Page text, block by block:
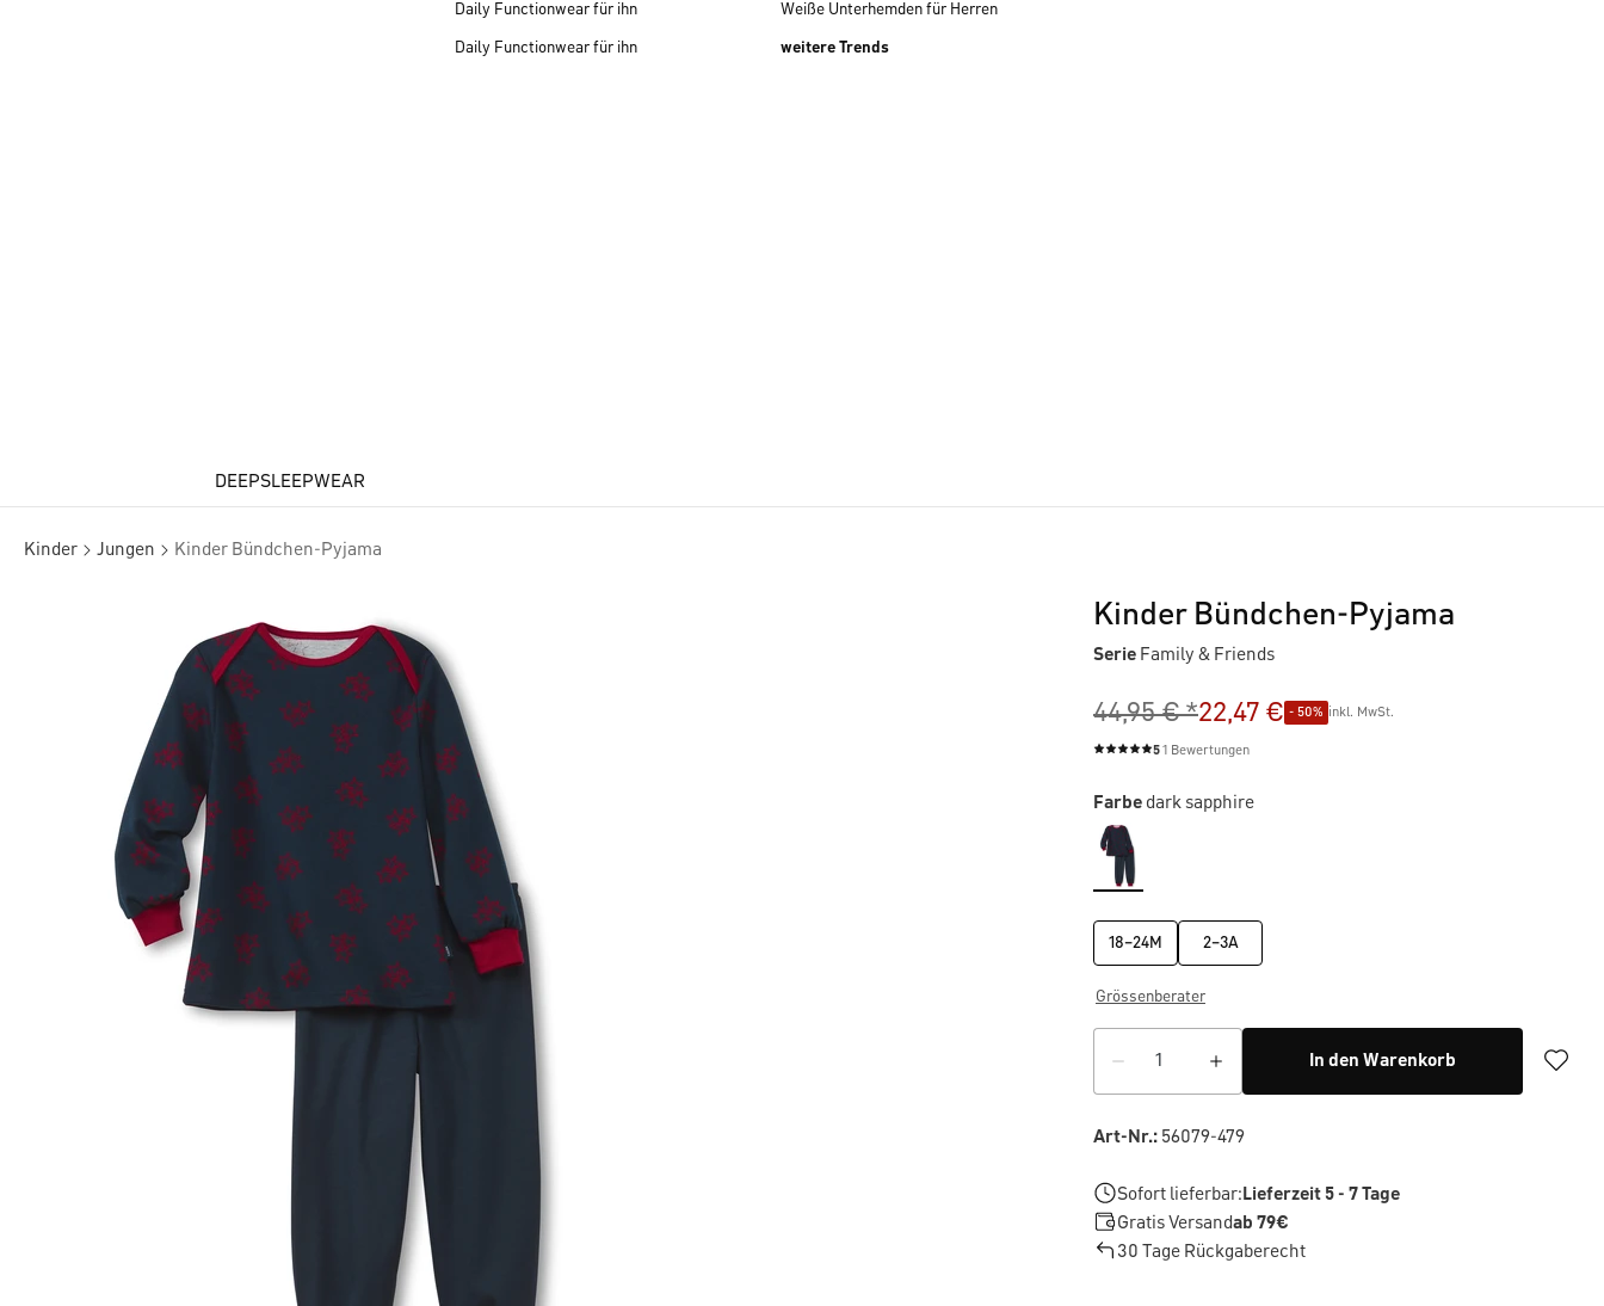
Daily Functionwear für ihn
Daily Functionwear für ihn
Weiße Unterhemden für Herren
weitere Trends
DEEPSLEEPWEAR
Kinder Jungen Kinder Bündchen-Pyjama
Kinder Bündchen-Pyjama
Serie Family & Friends
44,95 € *22,47 € - 50% inkl. MwSt.
Durchschnittliche Bewertung von 5 von 5 Sternen
51 Bewertungen
Farbe dark sapphire
18–24M 2–3A
Grössenberater
In den Warenkorb
Art-Nr.: 56079-479
Sofort lieferbar: Lieferzeit 5 - 7 Tage
Gratis Versandab 79€
30 Tage Rückgaberecht